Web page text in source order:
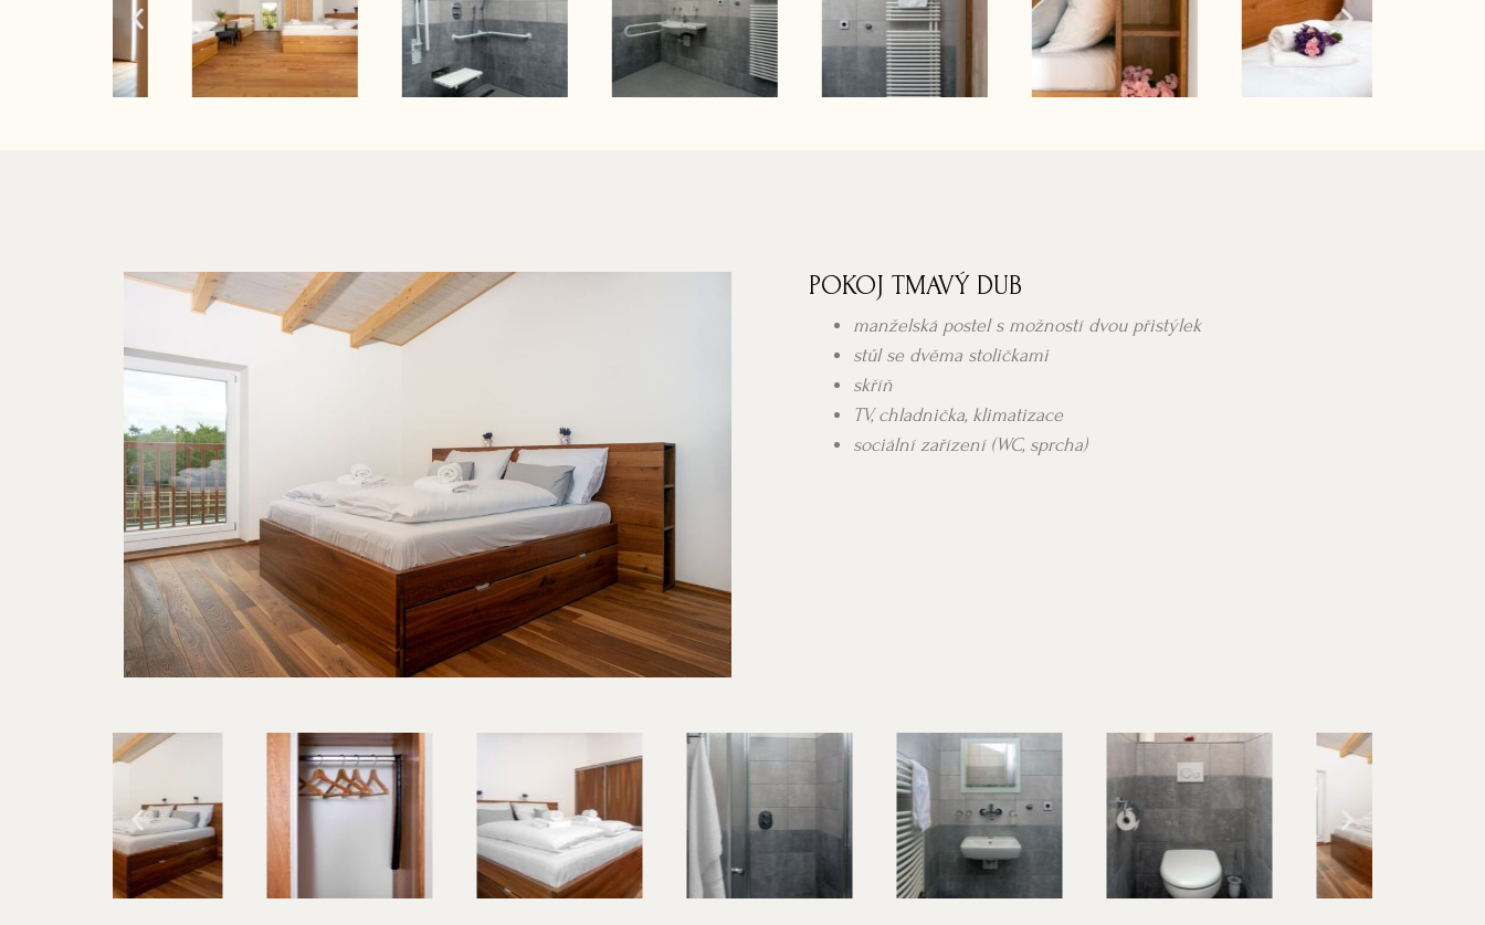
POKOJ TMAVÝ DUB
manželská postel s možností dvou přistýlek
stůl se dvěma stoličkami
skříň
TV, chladnička, klimatizace
sociální zařízení (WC, sprcha)